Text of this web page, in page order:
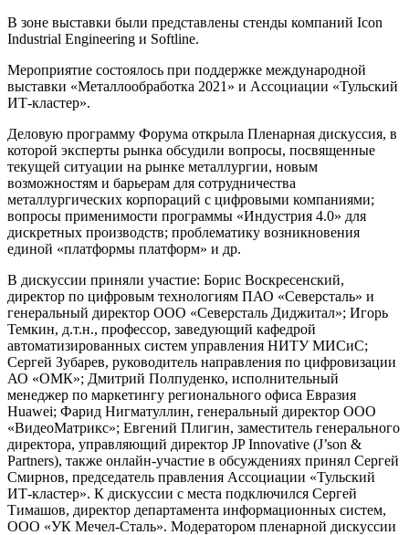
В зоне выставки были представлены стенды компаний Icon
Industrial Engineering и Softline.
Мероприятие состоялось при поддержке международной
выставки «Металлообработка 2021» и Ассоциации «Тульский
ИТ-кластер».
Деловую программу Форума открыла Пленарная дискуссия, в
которой эксперты рынка обсудили вопросы, посвященные
текущей ситуации на рынке металлургии, новым
возможностям и барьерам для сотрудничества
металлургических корпораций с цифровыми компаниями;
вопросы применимости программы «Индустрия 4.0» для
дискретных производств; проблематику возникновения
единой «платформы платформ» и др.
В дискуссии приняли участие: Борис Воскресенский,
директор по цифровым технологиям ПАО «Северсталь» и
генеральный директор ООО «Северсталь Диджитал»; Игорь
Темкин, д.т.н., профессор, заведующий кафедрой
автоматизированных систем управления НИТУ МИСиС;
Сергей Зубарев, руководитель направления по цифровизации
АО «ОМК»; Дмитрий Полпуденко, исполнительный
менеджер по маркетингу регионального офиса Евразия
Huawei; Фарид Нигматуллин, генеральный директор ООО
«ВидеоМатрикс»; Евгений Плигин, заместитель генерального
директора, управляющий директор JP Innovative (J’son &
Partners), также онлайн-участие в обсуждениях принял Сергей
Смирнов, председатель правления Ассоциации «Тульский
ИТ-кластер». К дискуссии с места подключился Сергей
Тимашов, директор департамента информационных систем,
ООО «УК Мечел-Сталь». Модератором пленарной дискуссии